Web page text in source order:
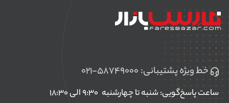
خط ویژه پشتیبانی: ۰۲۱-۵۸۷۴۹۰۰۰
ساعت پاسخ‌گویی: شنبه تا چهارشنبه